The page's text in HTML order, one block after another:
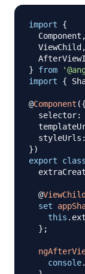
import
{
  Component
,
  ViewChild
,
}
from
import
{
@Component ({
  selector
:
  styleUrls
:
})
export
class
@ViewChild
set
this .
} ;
console.